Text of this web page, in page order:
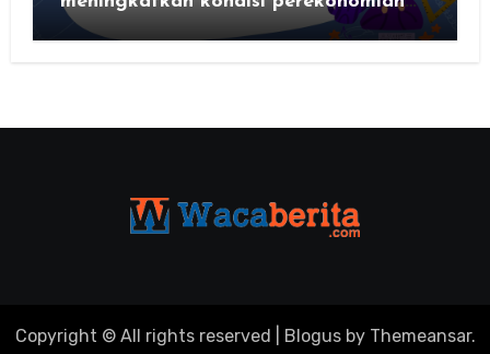
daerahku?
Copyright © All rights reserved Blogusby Themeansar.